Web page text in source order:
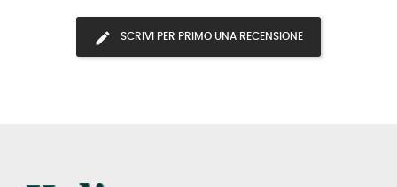
SCRIVI PER PRIMO UNA RECENSIONE